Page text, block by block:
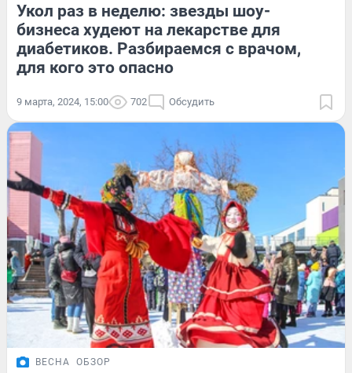
Укол раз в неделю: звезды шоу-
бизнеса худеют на лекарстве для
диабетиков. Разбираемся с врачом,
для кого это опасно
9 марта, 2024, 15:00 702 Обсудить
ВЕСНА ОБЗОР